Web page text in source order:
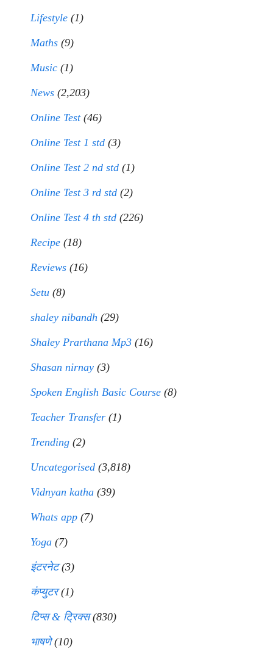
Lifestyle (1)
Maths (9)
Music (1)
News (2,203)
Online Test(46)
Online Test 1 std (3)
Online Test 2 nd std (1)
Online Test 3 rd std (2)
Online Test 4 th std (226)
Recipe (18)
Reviews (16)
Setu (8)
shaley nibandh (29)
Shaley Prarthana Mp3 (16)
Shasan nirnay (3)
Spoken English Basic Course (8)
Teacher Transfer (1)
Trending (2)
Uncategorised (3,818)
Vidnyan katha (39)
Whats app (7)
Yoga (7)
इंटरनेट(3)
कंप्युटर(1)
टिप्स & ट्रिक्स(830)
भाषणे(10)